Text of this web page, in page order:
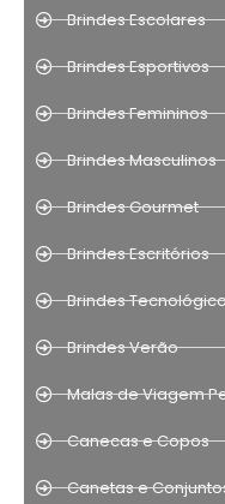
Brindes Escolares
Brindes Esportivos
Brindes Femininos
Brindes Masculinos
Brindes Gourmet
Brindes Escritórios
Brindes
Brindes Verão
Malas de Viagem
Canecas e Copos
Canetas e